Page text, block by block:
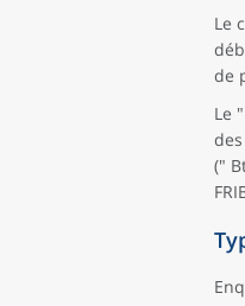
Le
de
Le
("